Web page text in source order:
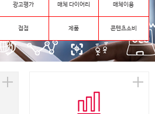
광고평가 매체 다이어리 매체이용
접점 제품 콘텐츠소비